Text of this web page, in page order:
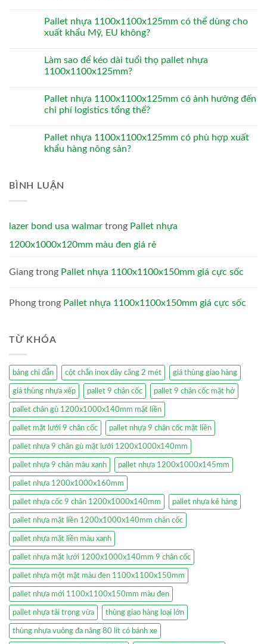
Pallet nhựa 1100x1100x125mm có thể dùng cho
xuất khẩu Mỹ, EU không?
Làm sao để kéo dài tuổi thọ pallet nhựa
1100x1100x125mm?
Pallet nhựa 1100x1100x125mm có ảnh hưởng đến
chi phí logistics tổng thể?
Pallet nhựa 1100x1100x125mm có phù hợp xuất
khẩu hàng nông sản?
BÌNH LUẬN
lazer bond usa walmar trong Pallet nhựa
1200x1000x120mm màu đen giá rẻ
Giang trong Pallet nhựa 1100x1100x150mm giá cực sốc
Phong trong Pallet nhựa 1100x1100x150mm giá cực sốc
TỪ KHÓA
bảng chỉ dẫn cột chắn inox dây căng 2 mét giá thùng giao hàng
giá thùng nhựa xếp pallet 9 chân cốc pallet 9 chân cốc mặt hở
pallet chân gù 1200x1000x140mm mặt liền
pallet mặt lưới 9 chân cốc pallet nhựa 9 chân cốc mặt liền
pallet nhựa 9 chân gù mặt lưới 1200x1000x140mm
pallet nhựa 9 chân màu xanh pallet nhựa 1200x1000x145mm
pallet nhựa 1200x1000x160mm
pallet nhựa cốc 9 chân 1200x1000x140mm pallet nhựa kê hàng
pallet nhựa mặt liền 1200x1000x140mm chân cốc
pallet nhựa mặt liền màu xanh
pallet nhựa mặt lưới 1200x1000x140mm 9 chân cốc
pallet nhựa một mặt màu đen 1100x1100x150mm
pallet nhựa mới 1100x1100x150mm màu đen
pallet nhựa tải trọng vừa thùng giao hàng loại lớn
thùng nhựa vuông đa năng 80 lít có bánh xe